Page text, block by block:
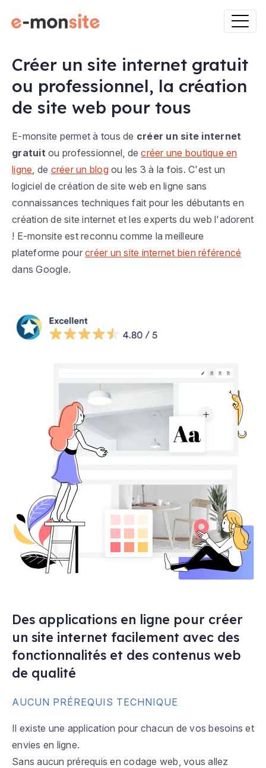
Créer un site internet gratuit
ou professionnel, la création
de site web pour tous
E-monsite permet à tous de créer un site internet
gratuit ou professionnel, decréer une boutique en
ligne , de créer un blogou les 3 à la fois. C'est un
logiciel de création de site web en ligne sans
connaissances techniques fait pour les débutants en
création de site internet et les experts du web l'adorent
! E-monsite est reconnu comme la meilleure
plateforme pour créer un site internet bien référencé
dans Google.
Des applications en ligne pour créer
un site internet facilement avec des
fonctionnalités et des contenus web
de qualité
AUCUN PRÉREQUIS TECHNIQUE
Il existe une application pour chacun de vos besoins et
envies en ligne.
Sans aucun prérequis en codage web, vous allez